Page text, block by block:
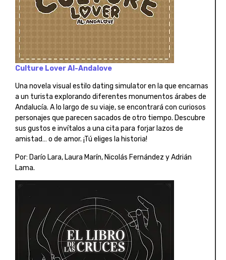
Culture Lover Al-Andalove
Una novela visual estilo dating simulator en la que encarnas
a un turista explorando diferentes monumentos árabes de
Andalucía. A lo largo de su viaje, se encontrará con curiosos
personajes que parecen sacados de otro tiempo. Descubre
sus gustos e invítalos a una cita para forjar lazos de
amistad… o de amor. ¡Tú eliges la historia!
Por: Darío Lara, Laura Marín, Nicolás Fernández y Adrián
Lama.